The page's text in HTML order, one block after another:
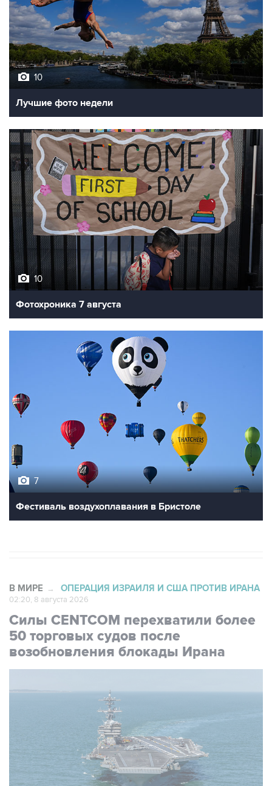
10
Лучшие фото недели
10
Фотохроника 7 августа
Фестиваль воздухоплавания в Бристоле
Силы CENTCOM перехватили более
50 торговых судов после
возобновления блокады Ирана